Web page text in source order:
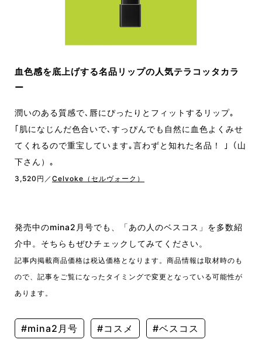
血色感を底上げする名品リップの人気テラコッタカラ
ー
潤いのある質感で､唇にぴったりとフィットするリップ｡
｢肌になじんだ色合いで､すっぴんでも自然に血色よくみせ
てくれるので重宝しています｡言わずと知れた名品！ ｣（山
下さん）｡
3,520円／ Celvoke（セルヴォーク）
発売中のmina2月号でも、「あの人のベスコス」を多数紹
介中。そちらもぜひチェックしてみてください。
記事内掲載商品価格は税込価格となります。商品情報は取材時のも
ので、記事をご覧になったタイミングで変更となっている可能性が
あります。
#mina2月号 #コスメ #ベスコス